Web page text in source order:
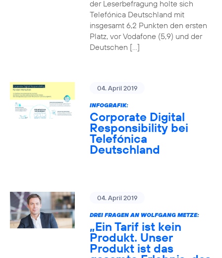
der Leserbefragung holte sich
Telefónica Deutschland mit
insgesamt 6,2 Punkten den ersten
Platz, vor Vodafone (5,9) und der
Deutschen […]
04. April 2019
INFOGRAFIK:
Corporate Digital
Responsibility bei
Telefónica
Deutschland
04. April 2019
DREI FRAGEN AN WOLFGANG METZE:
„Ein Tarif ist kein
Produkt. Unser
Produkt ist das